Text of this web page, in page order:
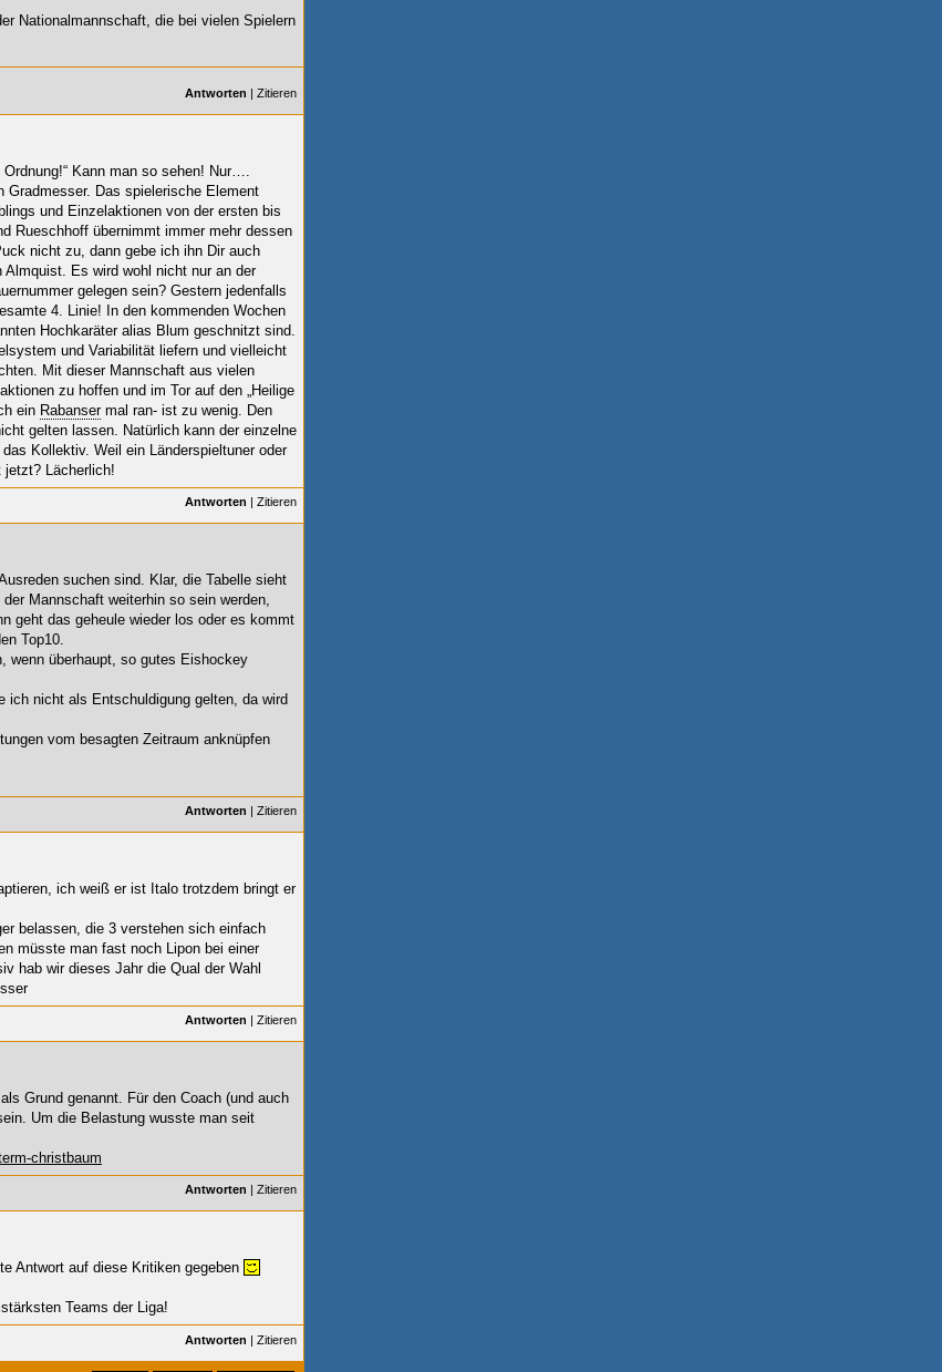
Nationalmannschaft, die bei vielen Spielern
Antworten | Zitieren
Kann man so sehen! Nur….
Das spielerische Element
und Einzelaktionen von der ersten bis
Rueschhoff übernimmt immer mehr dessen
nicht zu, dann gebe ich ihn Dir auch
Es wird wohl nicht nur an der
gelegen sein? Gestern jedenfalls
4. Linie! In den kommenden Wochen
Hochkaräter alias Blum geschnitzt sind.
und Variabilität liefern und vielleicht
Mit dieser Mannschaft aus vielen
zu hoffen und im Tor auf den „Heilige
ein Rabansermal ran- ist zu wenig. Den
gelten lassen. Natürlich kann der einzelne
Kollektiv. Weil ein Länderspieltuner oder
jetzt? Lächerlich!
Antworten | Zitieren
suchen sind. Klar, die Tabelle sieht
Mannschaft weiterhin so sein werden,
geht das geheule wieder los oder es kommt
Top10.
wenn überhaupt, so gutes Eishockey
ich nicht als Entschuldigung gelten, da wird
vom besagten Zeitraum anknüpfen
Antworten | Zitieren
ich weiß er ist Italo trotzdem bringt er
belassen, die 3 verstehen sich einfach
müsste man fast noch Lipon bei einer
hab wir dieses Jahr die Qual der Wahl
Antworten | Zitieren
Grund genannt. Für den Coach (und auch
Um die Belastung wusste man seit
christbaum
Antworten | Zitieren
Antwort auf diese Kritiken gegeben
Teams der Liga!
Antworten | Zitieren